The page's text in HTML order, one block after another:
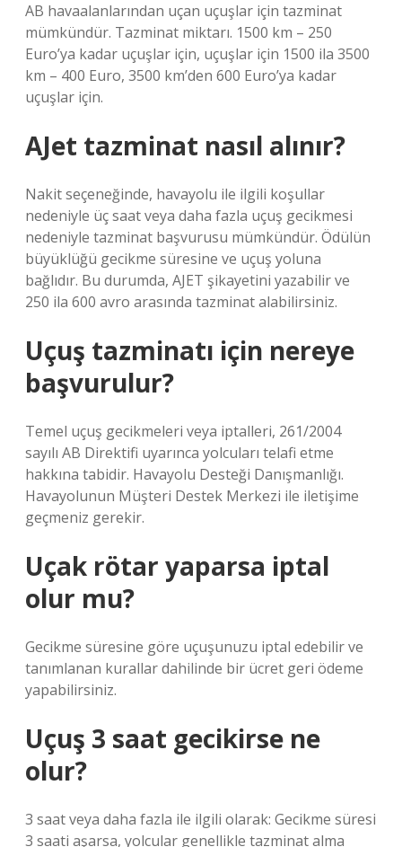
AB havaalanlarından uçan uçuşlar için tazminat
mümkündür. Tazminat miktarı. 1500 km – 250
Euro’ya kadar uçuşlar için, uçuşlar için 1500 ila 3500
km – 400 Euro, 3500 km’den 600 Euro’ya kadar
uçuşlar için.
AJet tazminat nasıl alınır?
Nakit seçeneğinde, havayolu ile ilgili koşullar
nedeniyle üç saat veya daha fazla uçuş gecikmesi
nedeniyle tazminat başvurusu mümkündür. Ödülün
büyüklüğü gecikme süresine ve uçuş yoluna
bağlıdır. Bu durumda, AJET şikayetini yazabilir ve
250 ila 600 avro arasında tazminat alabilirsiniz.
Uçuş tazminatı için nereye
başvurulur?
Temel uçuş gecikmeleri veya iptalleri, 261/2004
sayılı AB Direktifi uyarınca yolcuları telafi etme
hakkına tabidir. Havayolu Desteği Danışmanlığı.
Havayolunun Müşteri Destek Merkezi ile iletişime
geçmeniz gerekir.
Uçak rötar yaparsa iptal
olur mu?
Gecikme süresine göre uçuşunuzu iptal edebilir ve
tanımlanan kurallar dahilinde bir ücret geri ödeme
yapabilirsiniz.
Uçuş 3 saat gecikirse ne
olur?
3 saat veya daha fazla ile ilgili olarak: Gecikme süresi
3 saati aşarsa, yolcular genellikle tazminat alma